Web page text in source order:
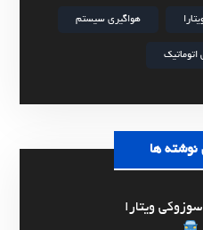
هواگیری سیستم
نوشته ها
ویتارا